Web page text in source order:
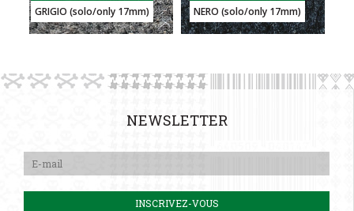
GRIGIO (solo/only 17mm) NERO (solo/only 17mm)
NEWSLETTER